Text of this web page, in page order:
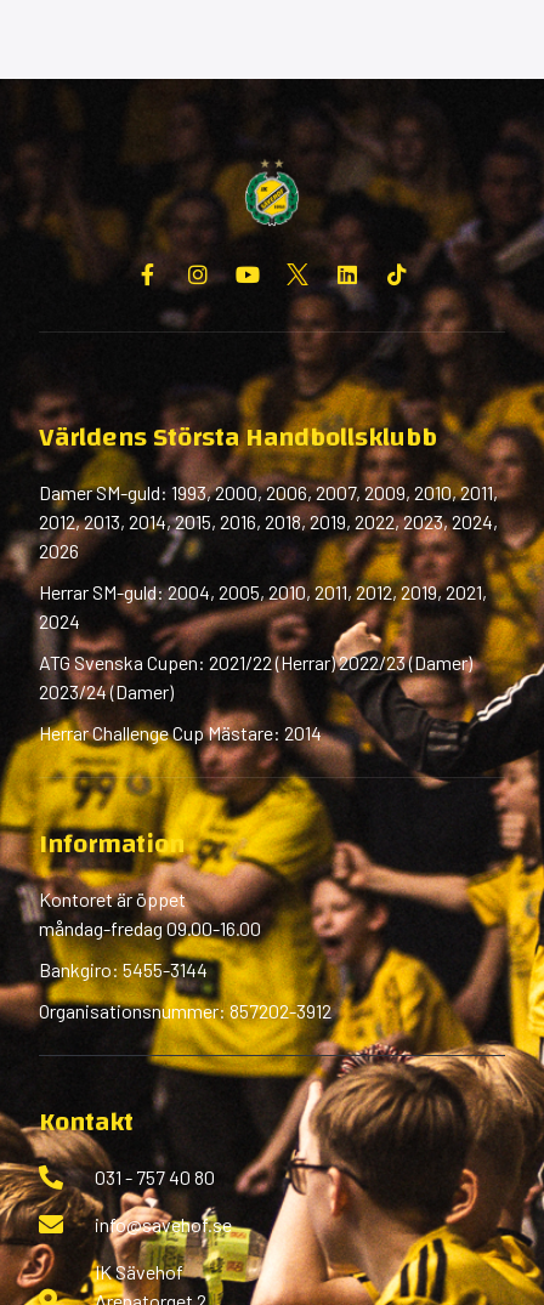
Världens Största Handbollsklubb
Damer SM-guld: 1993, 2000, 2006, 2007, 2009, 2010, 2011,
2012, 2013, 2014, 2015, 2016, 2018, 2019, 2022, 2023, 2024,
2026
Herrar SM-guld: 2004, 2005, 2010, 2011, 2012, 2019, 2021,
2024
ATG Svenska Cupen: 2021/22 (Herrar) 2022/23 (Damer)
2023/24 (Damer)
Herrar Challenge Cup Mästare: 2014
Information
Kontoret är öppet
måndag-fredag 09.00-16.00
Bankgiro: 5455-3144
Organisationsnummer: 857202-3912
Kontakt
031 - 757 40 80
info@savehof.se
IK Sävehof
Arenatorget 2